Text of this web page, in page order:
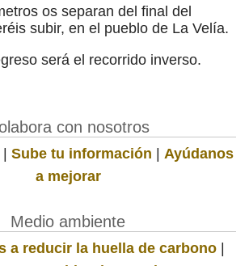
os separan del final del
subir, en el pueblo de La Velía.
será el recorrido inverso.
con nosotros
| Sube tu información | Ayúdanos
a mejorar
Medio ambiente
a reducir la huella de carbono|